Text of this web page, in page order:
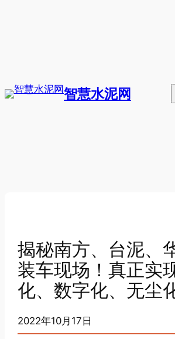
智慧水泥网
揭秘南方、台泥、
装车现场！真正实
化、数字化、无尘
2022年10月17日